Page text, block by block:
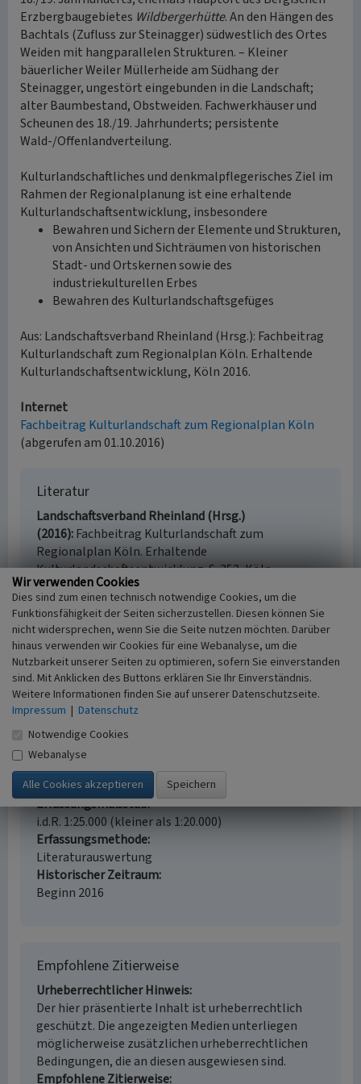
Erzbergbaugebietes Wildbergerhütte. An den Hängen des
Bachtals (Zufluss zur Steinagger) südwestlich des Ortes
Weiden mit hangparallelen Strukturen. – Kleiner
bäuerlicher Weiler Müllerheide am Südhang der
Steinagger, ungestört eingebunden in die Landschaft;
alter Baumbestand, Obstweiden. Fachwerkhäuser und
Scheunen des 18./19. Jahrhunderts; persistente
Wald-/Offenlandverteilung.
Kulturlandschaftliches und denkmalpflegerisches Ziel im
Rahmen der Regionalplanung ist eine erhaltende
Kulturlandschaftsentwicklung, insbesondere
Bewahren und Sichern der Elemente und Strukturen,
von Ansichten und Sichträumen von historischen
Stadt- und Ortskernen sowie des
industriekulturellen Erbes
Bewahren des Kulturlandschaftsgefüges
Aus: Landschaftsverband Rheinland (Hrsg.): Fachbeitrag
Kulturlandschaft zum Regionalplan Köln. Erhaltende
Kulturlandschaftsentwicklung, Köln 2016.
Internet
Fachbeitrag Kulturlandschaft zum Regionalplan Köln
(abgerufen am 01.10.2016)
Literatur
Landschaftsverband Rheinland (Hrsg.)
(2016) Fachbeitrag Kulturlandschaft zum
Regionalplan Köln. Erhaltende
Kulturlandschaftsentwicklung. S. 252, Köln.
Eckenhagen / Müllerheide
(Kulturlandschaftsbereich Regionalplan Köln
415)
Schlagwörter
Kulturlandschaftsbereich
Erzbergwerk Grünland
Fachsicht(en)
Kulturlandschaftspflege, Denkmalpflege,
Landeskunde, Raumplanung
Erfassungsmaßstab
i.d.R. 1:25.000 (kleiner als 1:20.000)
Erfassungsmethode
Literaturauswertung
Historischer Zeitraum
Beginn 2016
Empfohlene Zitierweise
Urheberrechtlicher Hinweis
Der hier präsentierte Inhalt ist urheberrechtlich
geschützt. Die angezeigten Medien unterliegen
möglicherweise zusätzlichen urheberrechtlichen
Bedingungen, die an diesen ausgewiesen sind.
Empfohlene Zitierweise
Wir verwenden Cookies
Dies sind zum einen technisch notwendige Cookies, um die
Funktionsfähigkeit der Seiten sicherzustellen. Diesen können Sie
nicht widersprechen, wenn Sie die Seite nutzen möchten. Darüber
hinaus verwenden wir Cookies für eine Webanalyse, um die
Nutzbarkeit unserer Seiten zu optimieren, sofern Sie einverstanden
sind. Mit Anklicken des Buttons erklären Sie Ihr Einverständnis.
Weitere Informationen finden Sie auf unserer Datenschutzseite.
Impressum | Datenschutz
Notwendige Cookies
Webanalyse